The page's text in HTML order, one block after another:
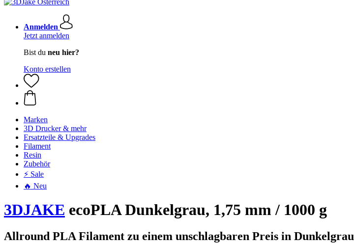
Anmelden
Jetzt anmelden
Bist du neu hier?
Konto erstellen
Marken
3D Drucker & mehr
Ersatzteile & Upgrades
Filament
Resin
Zubehör
⚡ Sale
🔥 Neu
3DJAKE ecoPLA Dunkelgrau, 1,75 mm / 1000 g
Allround PLA Filament zu einem unschlagbaren Preis in Dunkelgrau